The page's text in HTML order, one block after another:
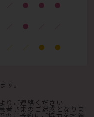
● ● ●
●
● ●
す。
りご連絡ください
者さまのご迷惑となりま